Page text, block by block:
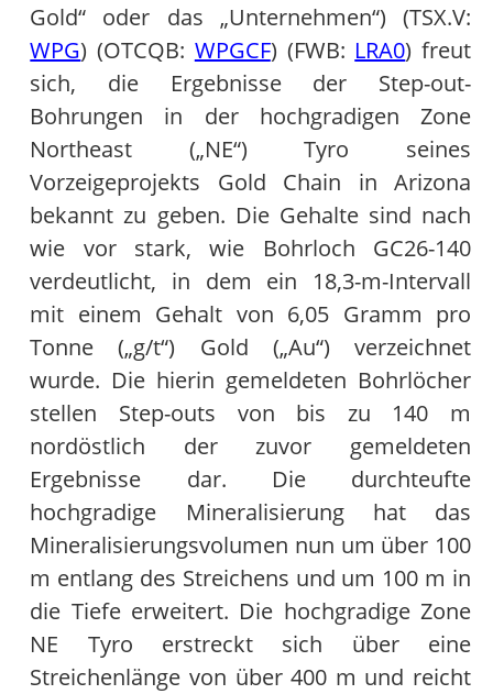
Gold“ oder das „Unternehmen“) (TSX.V:
WPG) (OTCQB: WPGCF) (FWB: LRA0) freut
sich, die Ergebnisse der Step-out-
Bohrungen in der hochgradigen Zone
Northeast („NE“) Tyro seines
Vorzeigeprojekts Gold Chain in Arizona
bekannt zu geben. Die Gehalte sind nach
wie vor stark, wie Bohrloch GC26-140
verdeutlicht, in dem ein 18,3-m-Intervall
mit einem Gehalt von 6,05 Gramm pro
Tonne („g/t“) Gold („Au“) verzeichnet
wurde. Die hierin gemeldeten Bohrlöcher
stellen Step-outs von bis zu 140 m
nordöstlich der zuvor gemeldeten
Ergebnisse dar. Die durchteufte
hochgradige Mineralisierung hat das
Mineralisierungsvolumen nun um über 100
m entlang des Streichens und um 100 m in
die Tiefe erweitert. Die hochgradige Zone
NE Tyro erstreckt sich über eine
Streichenlänge von über 400 m und reicht